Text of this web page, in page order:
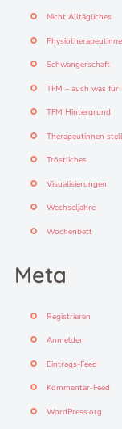
Nicht Alltägliches
Schwangerschaft
TFM – auch was für
TFM Hintergrund
Therapeutinnen
Tröstliches
Visualisierungen
Wechseljahre
Wochenbett
Meta
Registrieren
Anmelden
Eintrags-Feed
Kommentar-Feed
WordPress.org